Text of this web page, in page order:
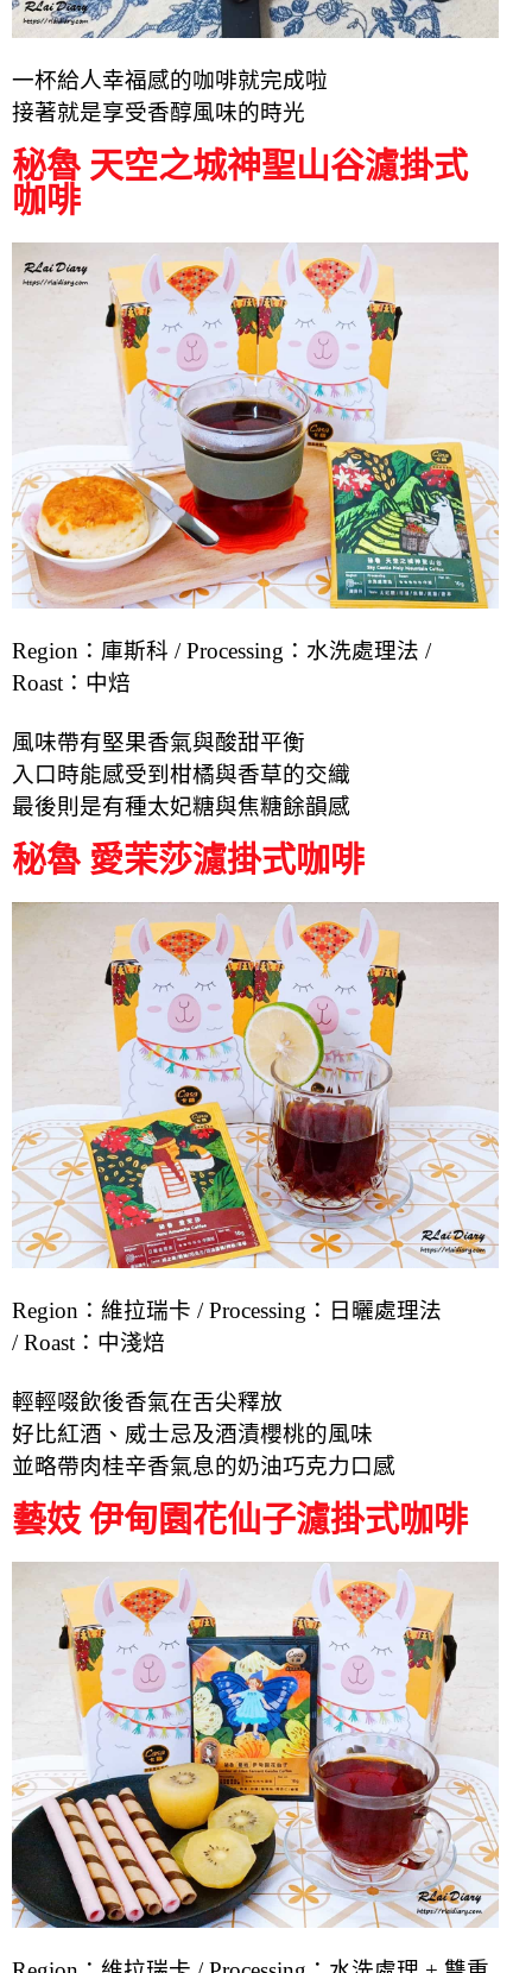
一杯給人幸福感的咖啡就完成啦
接著就是享受香醇風味的時光
秘魯 天空之城神聖山谷濾掛式
咖啡
Region：庫斯科 /Processing：水洗處理法 /
Roast：中焙
風味帶有堅果香氣與酸甜平衡
入口時能感受到柑橘與香草的交織
最後則是有種太妃糖與焦糖餘韻感
秘魯 愛茉莎濾掛式咖啡
Region：維拉瑞卡 /Processing：日曬處理法
/ Roast：中淺焙
輕輕啜飲後香氣在舌尖釋放
好比紅酒、威士忌及酒漬櫻桃的風味
並略帶肉桂辛香氣息的奶油巧克力口感
藝妓 伊甸園花仙子濾掛式咖啡